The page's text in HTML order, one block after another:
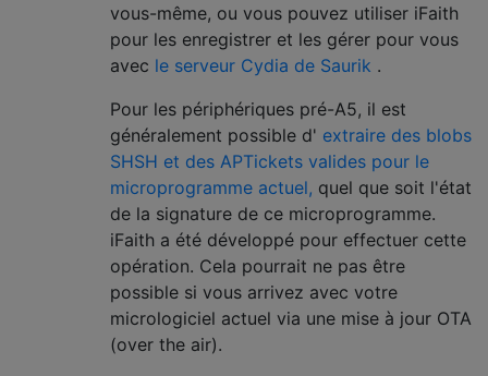
vous-même, ou vous pouvez utiliser iFaith
pour les enregistrer et les gérer pour vous
avec le serveur Cydia de Saurik .
Pour les périphériques pré-A5, il est
généralement possible d' extraire des blobs
SHSH et des APTickets valides pour le
microprogramme actuel, quel que soit l'état
de la signature de ce microprogramme.
iFaith a été développé pour effectuer cette
opération. Cela pourrait ne pas être
possible si vous arrivez avec votre
micrologiciel actuel via une mise à jour OTA
(over the air).